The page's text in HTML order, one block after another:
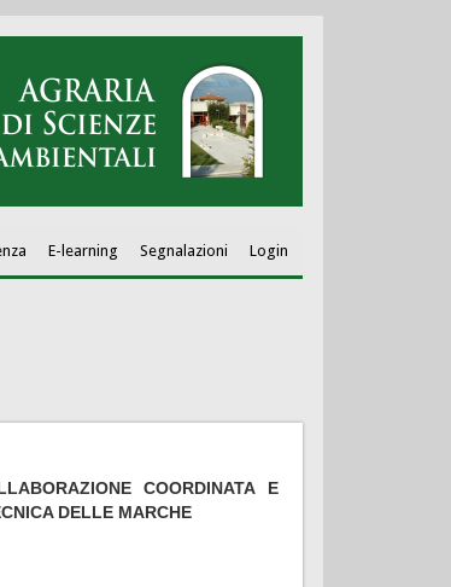
E-learning Segnalazioni Login
COORDINATA E
DELLE MARCHE